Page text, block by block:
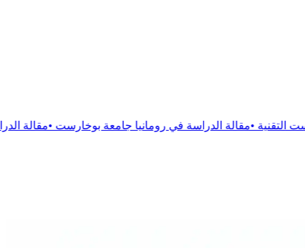
الدراسة في رومانيا جامعة بوخارست •مقالة الدراسة فى رومانيا